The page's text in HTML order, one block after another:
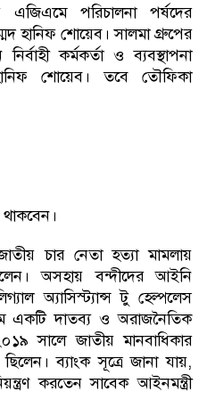
এজিএমে পরিচালনা পর্ষদের
হানিফ শোয়েব। সালমা গ্রুপের
কর্মকর্তা ও ব্যবস্থাপনা
শোয়েব। তবে তৌফিকা
চার নেতা হত্যা মামলায়
অসহায় বন্দীদের আইনি
অ্যাসিস্ট্যান্স টু হেল্পলেস
একটি দাতব্য ও অরাজনৈতিক
সালে জাতীয় মানবাধিকার
ব্যাংক সূত্রে জানা যায়,
করতেন সাবেক আইনমন্ত্রী